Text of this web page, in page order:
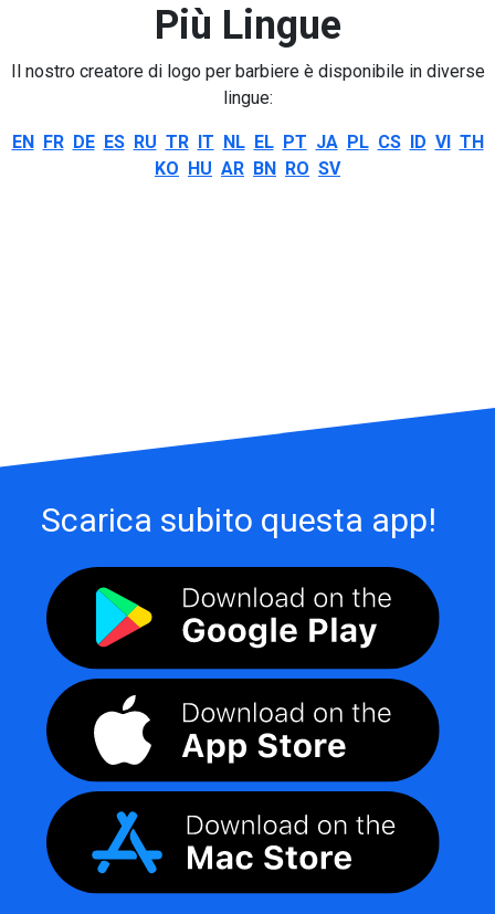
Più Lingue
Il nostro creatore di logo per barbiere è disponibile in diverse
lingue:
EN FR DE ES RU TR IT NL EL PT JA PL CS ID VI TH
KO HU AR BN RO SV
Scarica subito questa app!